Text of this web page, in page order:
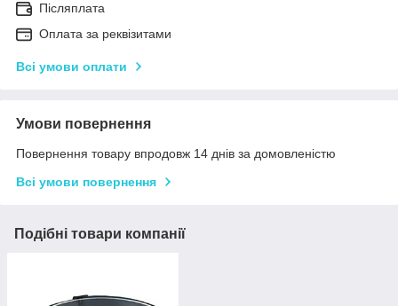
Післяплата
Оплата за реквізитами
Всі умови оплати
Умови повернення
Повернення товару впродовж 14 днів за домовленістю
Всі умови повернення
Подібні товари компанії